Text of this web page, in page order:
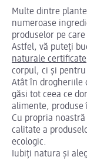
Multe dintre
numeroase
produselor pe
Astfel, vă puteți
naturale certificate
corpul, ci și
Atât în drogheriile
găsi tot ceea ce
alimente, produse
Cu propria noastră
calitate a
ecologic.
Iubiți natura și